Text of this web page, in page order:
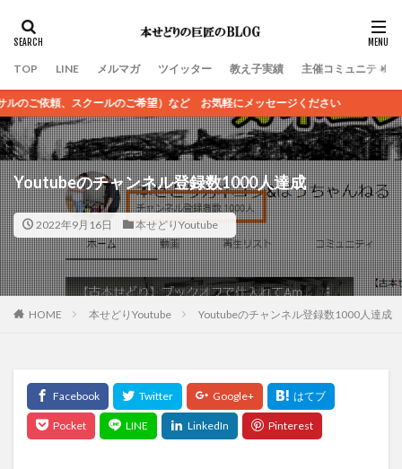
TOP LINE メルマガ ツイッター 教え子実績 主催コミュニティ
望）など お気軽にメッセージください
Youtubeのチャンネル登録数1000人達成
2022年9月16日 本せどりYoutube
HOME 本せどりYoutube Youtubeのチャンネル登録数1000人達成